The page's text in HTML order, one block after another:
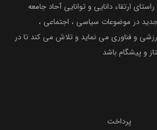
ارتقاء دانایی و توانایی آحاد جامعه
جدید در موضوعات سیاسی ، اجتماعی ،
و فناوری می نماید و تلاش می کند تا در
و پیشگام باشد
پرداخت